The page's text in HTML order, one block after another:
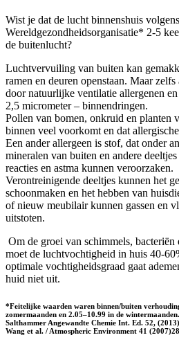
Wist je dat de lucht binnenshuis
Wereldgezondheidsorganisatie* 2-5
de buitenlucht?
Luchtvervuiling van buiten kan
ramen en deuren openstaan. Maar
door natuurlijke ventilatie allergenen
2,5 micrometer – binnendringen.
Pollen van bomen, onkruid en planten
binnen veel voorkomt en dat
Een ander allergeen is stof, dat onder
mineralen van buiten en andere
reacties en astma kunnen veroorzaken.
Verontreinigende deeltjes kunnen het
schoonmaken en het hebben van
of nieuw meubilair kunnen gassen en
uitstoten.
Om de groei van schimmels, bacteriën
moet de luchtvochtigheid in huis 40-
optimale vochtigheidsgraad gaat
huid niet uit.
*Feitelijke waarden waren binnen/buiten
zomermaanden en 2.05–10.99 in de
Salthammer Angewandte Chemie Int. Ed. 52,
Wang et al. / Atmospheric Environment 41